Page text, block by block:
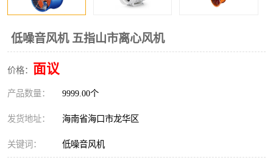
低噪音风机 五指山市离心风机
价格： 面议
产品数量： 9999.00个
发货地址： 海南省海口市龙华区
关键词： 低噪音风机
不锈钢烟罩
排烟风机 百叶风口
油烟净化器